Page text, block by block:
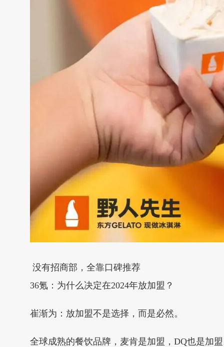
没有招商部，全靠口碑推荐
36氪：为什么决定在2024年放加盟？
崔渐为：放加盟不是选择，而是必然。
全球成熟的餐饮品牌，麦肯是加盟，DQ也是加